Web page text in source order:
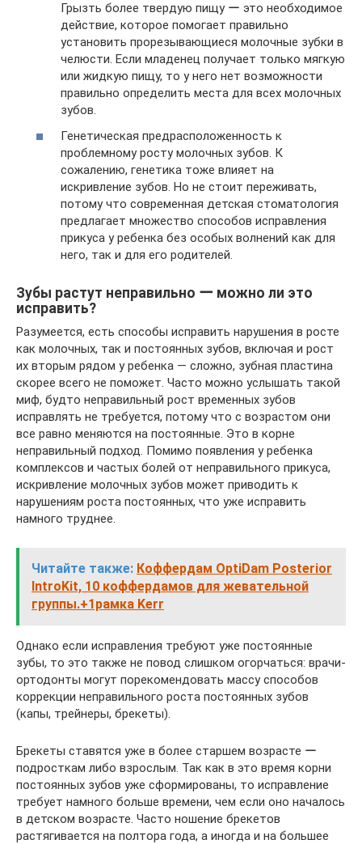
Грызть более твердую пищу ー это необходимое
действие, которое помогает правильно
установить прорезывающиеся молочные зубки в
челюсти. Если младенец получает только мягкую
или жидкую пищу, то у него нет возможности
правильно определить места для всех молочных
зубов.
Генетическая предрасположенность к
проблемному росту молочных зубов. К
сожалению, генетика тоже влияет на
искривление зубов. Но не стоит переживать,
потому что современная детская стоматология
предлагает множество способов исправления
прикуса у ребенка без особых волнений как для
него, так и для его родителей.
Зубы растут неправильно ー можно ли это
исправить?
Разумеется, есть способы исправить нарушения в росте
как молочных, так и постоянных зубов, включая и рост
их вторым рядом у ребенка — сложно, зубная пластина
скорее всего не поможет. Часто можно услышать такой
миф, будто неправильный рост временных зубов
исправлять не требуется, потому что с возрастом они
все равно меняются на постоянные. Это в корне
неправильный подход. Помимо появления у ребенка
комплексов и частых болей от неправильного прикуса,
искривление молочных зубов может приводить к
нарушениям роста постоянных, что уже исправить
намного труднее.
Читайте также: Коффердам OptiDam Posterior
IntroKit, 10 коффердамов для жевательной
группы.+1рамка Kerr
Однако если исправления требуют уже постоянные
зубы, то это также не повод слишком огорчаться: врачи-
ортодонты могут порекомендовать массу способов
коррекции неправильного роста постоянных зубов
(капы, трейнеры, брекеты).
Брекеты ставятся уже в более старшем возрасте ー
подросткам либо взрослым. Так как в это время корни
постоянных зубов уже сформированы, то исправление
требует намного больше времени, чем если оно началось
в детском возрасте. Часто ношение брекетов
растягивается на полтора года, а иногда и на большее